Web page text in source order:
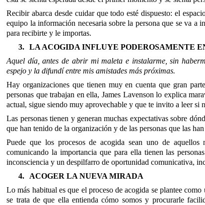
Recibir abarca desde cuidar que todo esté dispuesto: el
equipo la información necesaria sobre la persona que se va
para recibirte y le importas.
3. LA ACOGIDA INFLUYE PODEROSAMENTE
Aquel día, antes de abrir mi maleta e instalarme, sin
espejo y la difundí entre mis amistades más próximas.
Hay organizaciones que tienen muy en cuenta que gran
personas que trabajan en ella, James Lavenson lo explica
actual, sigue siendo muy aprovechable y que te invito a leer si
Las personas tienen y generan muchas expectativas sobre
que han tenido de la organización y de las personas que las
Puede que los procesos de acogida sean uno de
comunicando la importancia que para ella tienen las
inconsciencia y un despilfarro de oportunidad comunicativa,
4.
ACOGER LA NUEVA MIRADA
Lo más habitual es que el proceso de acogida se plantee como
se trata de que ella entienda cómo somos y procurarle